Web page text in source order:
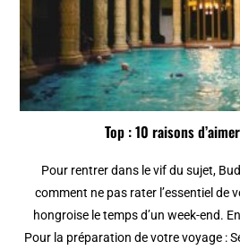
Top : 10 raisons
Pour rentrer dans le vif du sujet,
comment ne pas rater l’essentiel de
hongroise le temps d’un week-end.
Pour la préparation de votre voyage :